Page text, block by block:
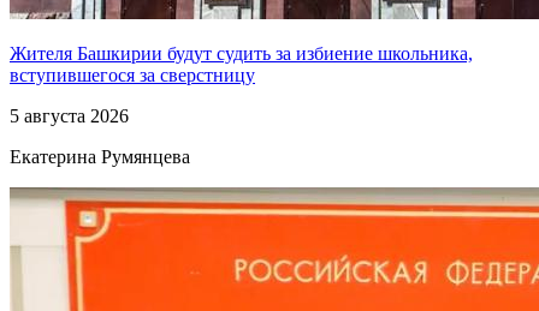
Жителя Башкирии будут судить за избиение школьника,
вступившегося за сверстницу
5 августа 2026
Екатерина Румянцева